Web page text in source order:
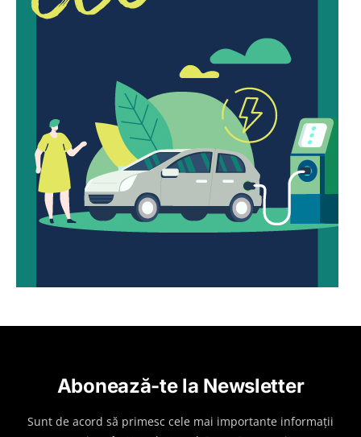
Abonează-te la Newsletter
Sunt de acord să primesc cele mai importante informații